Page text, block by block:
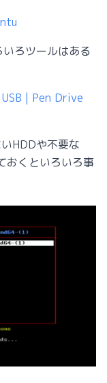
ろツールはある
| Pen Drive
HDDや不要な
おくといろいろ事